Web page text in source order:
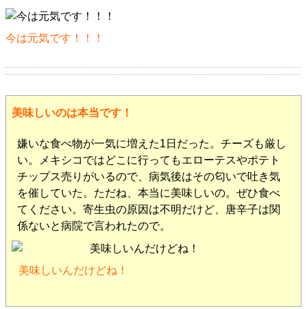
今は元気です！！！
美味しいのは本当です！
嫌いな食べ物が一気に増えた1日だった。チーズも厳し
い。メキシコではどこに行ってもエローテスやポテト
チップス売りがいるので、病気後はその匂いで吐き気
を催していた。ただね、本当に美味しいの。ぜひ食べ
てください。寄生虫の原因は不明だけど、唐辛子は関
係ないと病院で言われたので。
美味しいんだけどね！